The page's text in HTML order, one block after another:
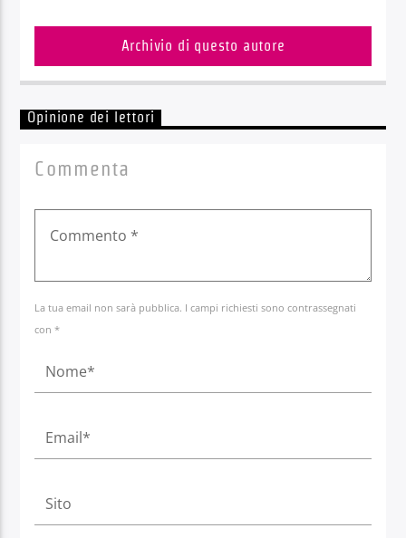
Archivio di questo autore
Opinione dei lettori
Commenta
La tua email non sarà pubblica. I campi richiesti sono contrassegnati
con *